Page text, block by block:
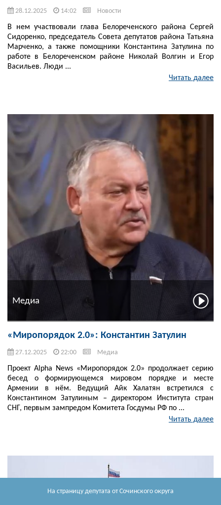
На страницу депутата от Сочинского округа
28.12.2025 14:02 Новости
В нем участвовали глава Белореченского района Сергей
Сидоренко, председатель Совета депутатов района Татьяна
Марченко, а также помощники Константина Затулина по
работе в Белореченском районе Николай Волгин и Егор
Васильев. Люди ...
Читать далее
Медиа
«Миропорядок 2.0»: Константин Затулин
27.12.2025 22:00 Медиа
Проект Alpha News «Миропорядок 2.0» продолжает серию
бесед о формирующемся мировом порядке и месте
Армении в нём. Ведущий Айк Халатян встретился с
Константином Затулиным – директором Института стран
СНГ, первым зампредом Комитета Госдумы РФ по ...
Читать далее